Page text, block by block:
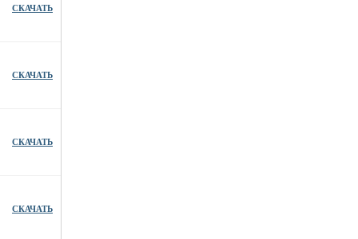
СКАЧАТЬ
СКАЧАТЬ
СКАЧАТЬ
СКАЧАТЬ